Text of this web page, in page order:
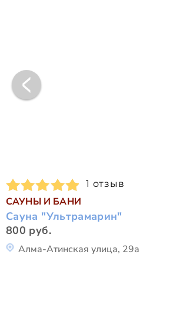
1 отзыв
САУНЫ И БАНИ
Сауна "Ультрамарин"
800 руб.
Алма-Атинская улица, 29а